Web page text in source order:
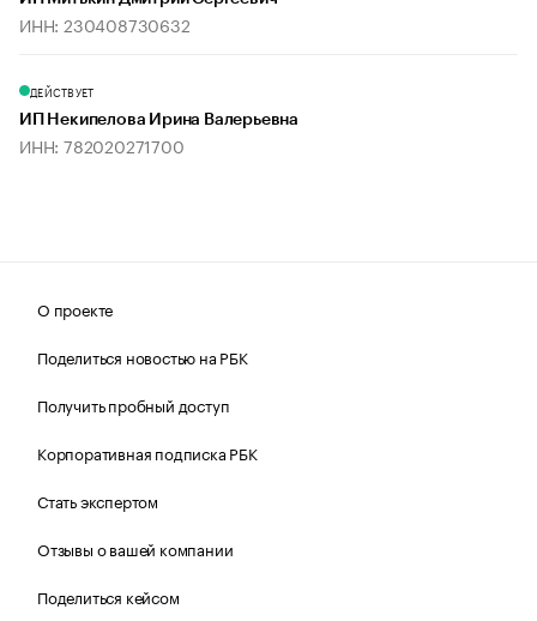
ИНН: 230408730632
ДЕЙСТВУЕТ
ИП Некипелова Ирина Валерьевна
ИНН: 782020271700
О проекте
Поделиться новостью на РБК
Получить пробный доступ
Корпоративная подписка РБК
Стать экспертом
Отзывы о вашей компании
Поделиться кейсом